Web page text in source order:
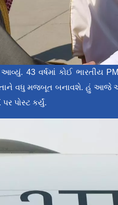
આવ્યું. 43 વર્ષમાં કોઈ
વધુ મજબૂત બનાવશે. હું આજે
પોસ્ટ કર્યું.